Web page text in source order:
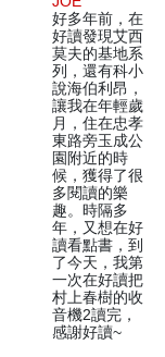
好多年前，在
好讀發現艾西
莫夫的基地系
列，還有科小
說海伯利昂，
讓我在年輕歲
月，住在忠孝
東路旁玉成公
園附近的時
候，獲得了很
多閱讀的樂
趣。時隔多
年，又想在好
讀看點書，到
了今天，我第
一次在好讀把
村上春樹的收
音機2讀完，
感謝好讀~